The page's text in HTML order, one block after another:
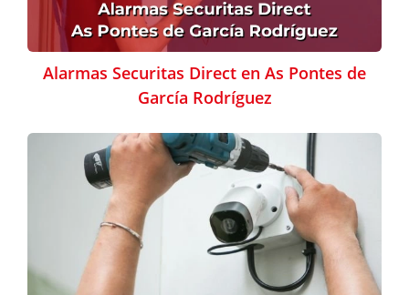
Alarmas Securitas Direct en As Pontes de
García Rodríguez